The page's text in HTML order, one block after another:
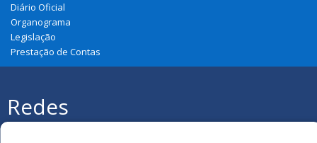
Diário Oficial
Organograma
Legislação
Prestação de Contas
Redes
Sociais
Todos os direitos reservados à Câmara